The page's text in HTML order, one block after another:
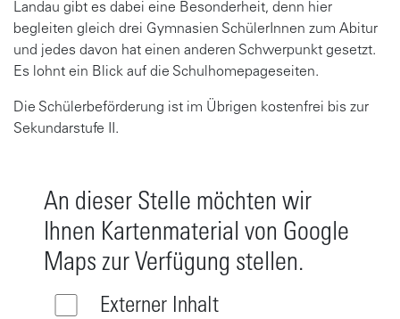
Landau gibt es dabei eine Besonderheit, denn hier
begleiten gleich drei Gymnasien SchülerInnen zum Abitur
und jedes davon hat einen anderen Schwerpunkt gesetzt.
Es lohnt ein Blick auf die Schulhomepageseiten.
Die Schülerbeförderung ist im Übrigen kostenfrei bis zur
Sekundarstufe II.
An dieser Stelle möchten wir
Ihnen Kartenmaterial von Google
Maps zur Verfügung stellen.
Externer Inhalt